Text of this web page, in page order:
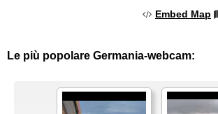
Embed Map
Le più popolare Germania-webcam: